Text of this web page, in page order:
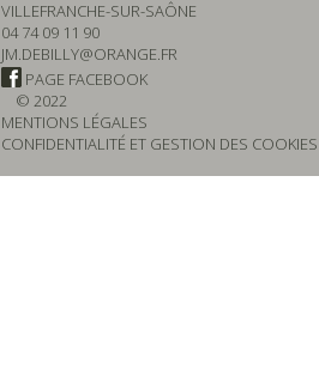
VILLEFRANCHE-SUR-SAÔNE
04 74 09 11 90
JM.DEBILLY@ORANGE.FR
PAGE FACEBOOK
© 2022
MENTIONS LÉGALES
CONFIDENTIALITÉ ET GESTION DES COOKIES